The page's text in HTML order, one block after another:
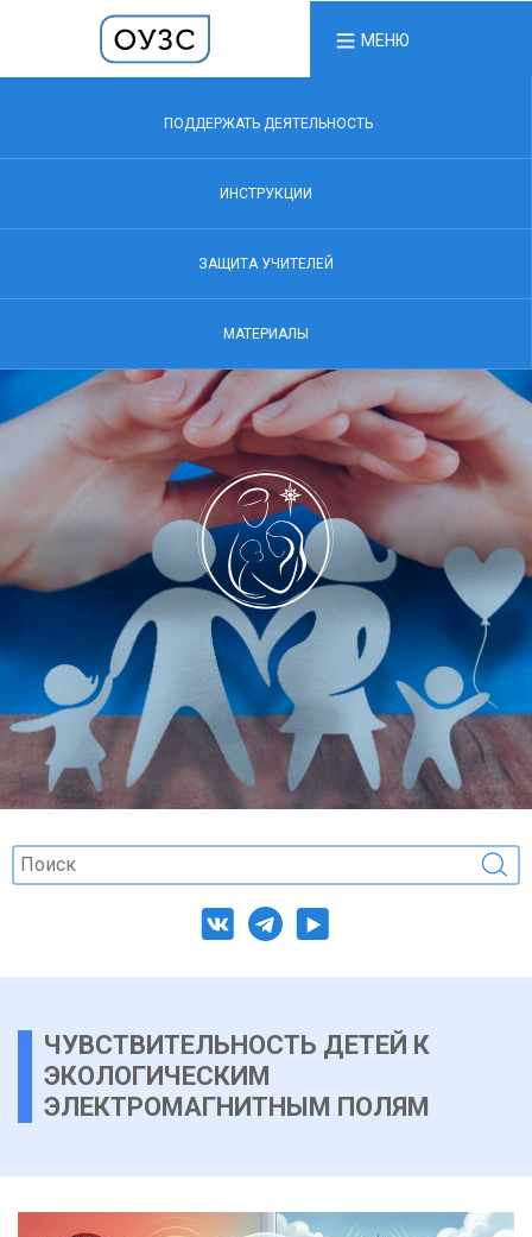
МЕНЮ
ПОДДЕРЖАТЬ ДЕЯТЕЛЬНОСТЬ
ИНСТРУКЦИИ
ЗАЩИТА УЧИТЕЛЕЙ
МАТЕРИАЛЫ
ЧУВСТВИТЕЛЬНОСТЬ ДЕТЕЙ К
ЭКОЛОГИЧЕСКИМ
ЭЛЕКТРОМАГНИТНЫМ ПОЛЯМ